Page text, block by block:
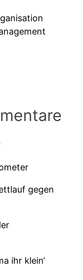
gegen
ihr klein‘